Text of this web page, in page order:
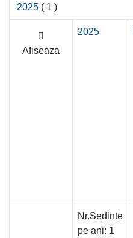
2025 ( 1 )
Afiseaza
2025
Nr.Sedinte
pe ani: 1